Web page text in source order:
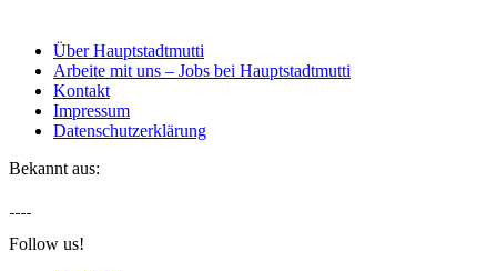
Über Hauptstadtmutti
Arbeite mit uns – Jobs bei Hauptstadtmutti
Kontakt
Impressum
Datenschutzerklärung
Bekannt aus:
Follow us!